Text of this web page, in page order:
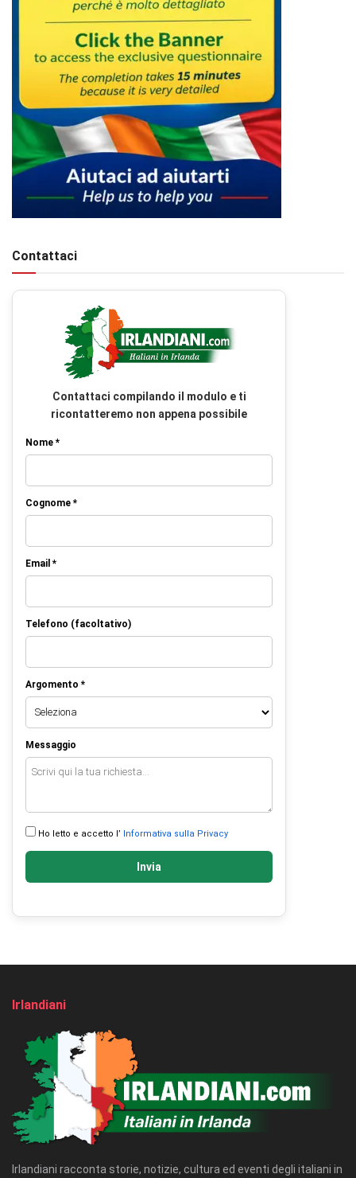
Contattaci
Contattaci compilando il modulo e ti
ricontatteremo non appena possibile
Nome *
Cognome *
Email *
Telefono (facoltativo)
Argomento *
Messaggio
Ho letto e accetto l’ Informativa sulla Privacy
Invia
Irlandiani
Irlandiani racconta storie, notizie, cultura ed eventi degli italiani in